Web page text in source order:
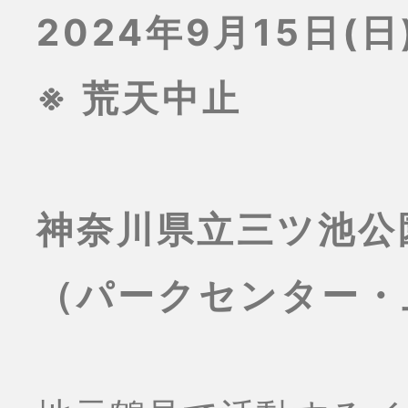
2024年9月15日(
※ 荒天中止
神奈川県立三ツ池公
（パークセンター